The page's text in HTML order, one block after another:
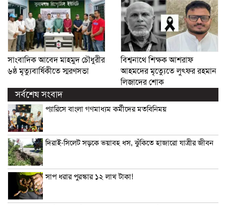
সাংবাদিক আবেদ মাহমুদ চৌধুরীর
৬ষ্ঠ মৃত্যুবার্ষিকীতে স্মরণসভা
বিশ্বনাথে শিক্ষক আশরাফ
আহমদের মৃত্যুেতে লুৎফর রহমান
লিজাদের শোক
সর্বশেষ সংবাদ
প্যারিসে বাংলা গণমাধ্যম কর্মীদের মতবিনিময়
দিরাই-সিলেট সড়কে ভয়াবহ ধস, ঝুঁকিতে হাজারো যাত্রীর জীবন
সাপ ধরার পুরস্কার ১২ লাখ টাকা!